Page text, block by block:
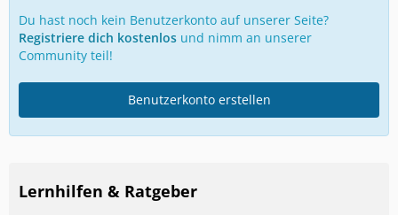
Du hast noch kein Benutzerkonto auf unserer Seite?
Registriere dich kostenlos und nimm an unserer
Community teil!
Benutzerkonto erstellen
Lernhilfen & Ratgeber